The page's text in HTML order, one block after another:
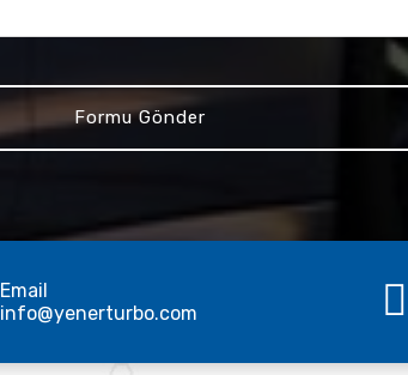
Email
info@yenerturbo.com